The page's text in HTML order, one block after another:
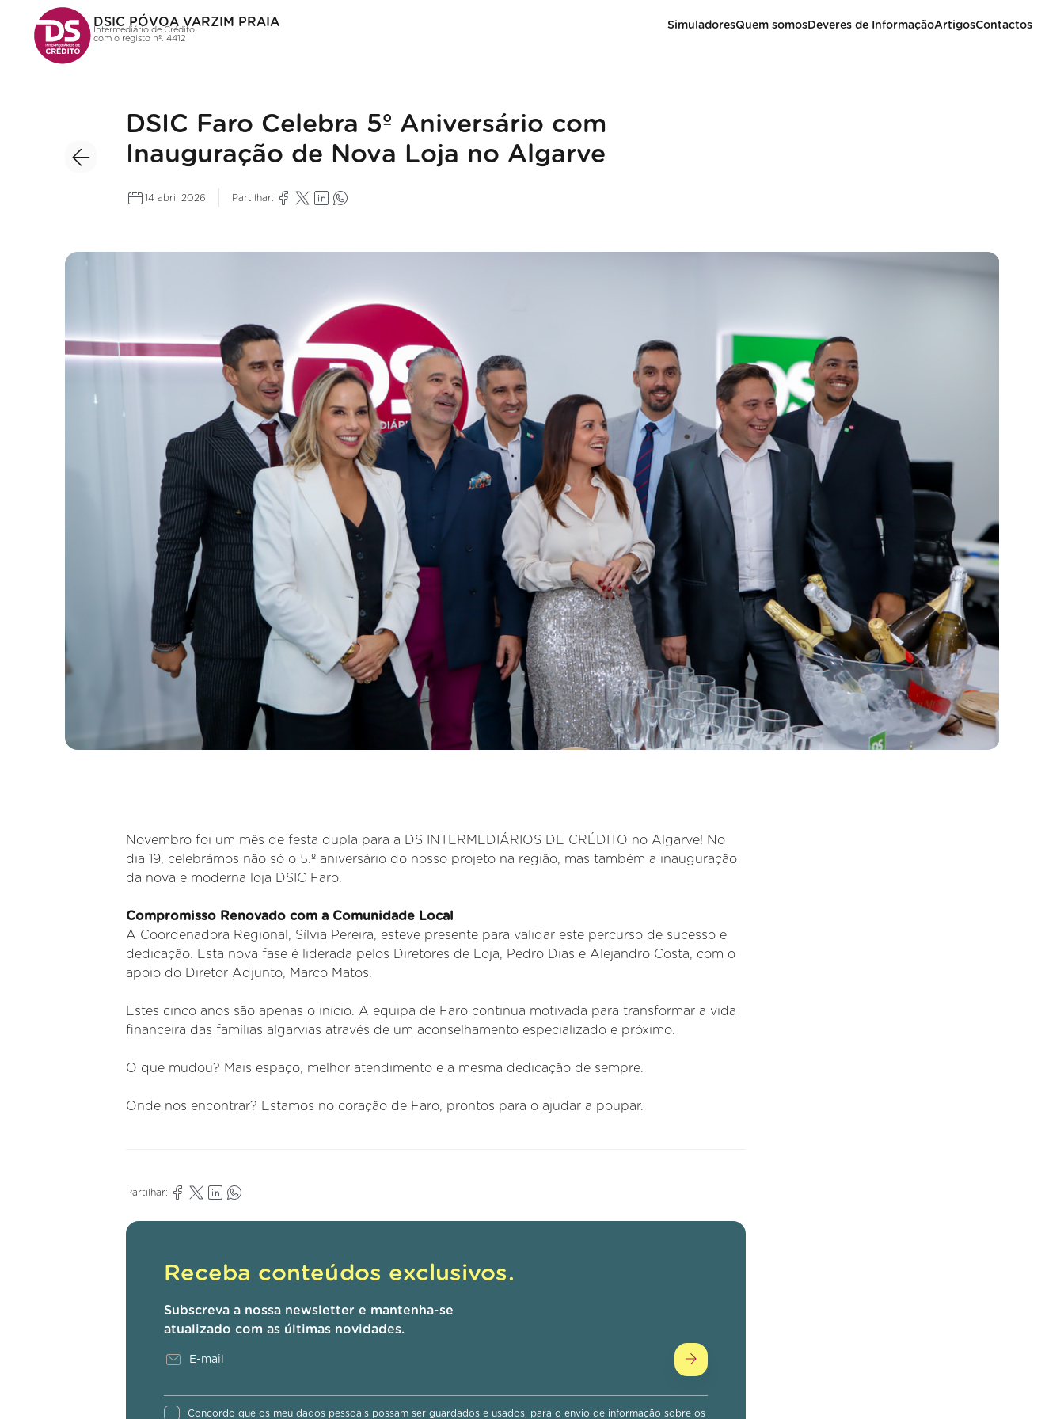
DSIC PÓVOA VARZIM PRAIA
Intermediário de Crédito
com o registo nº. 4412
SimuladoresQuem somosDeveres de InformaçãoArtigosContactos
DSIC Faro Celebra 5º Aniversário com
Inauguração de Nova Loja no Algarve
14 abril 2026 Partilhar:
Novembro foi um mês de festa dupla para a DS INTERMEDIÁRIOS DE CRÉDITO no Algarve! No
dia 19, celebrámos não só o 5.º aniversário do nosso projeto na região, mas também a inauguração
da nova e moderna loja DSIC Faro.
Compromisso Renovado com a Comunidade Local
A Coordenadora Regional, Sílvia Pereira, esteve presente para validar este percurso de sucesso e
dedicação. Esta nova fase é liderada pelos Diretores de Loja, Pedro Dias e Alejandro Costa, com o
apoio do Diretor Adjunto, Marco Matos.
Estes cinco anos são apenas o início. A equipa de Faro continua motivada para transformar a vida
financeira das famílias algarvias através de um aconselhamento especializado e próximo.
O que mudou? Mais espaço, melhor atendimento e a mesma dedicação de sempre.
Onde nos encontrar? Estamos no coração de Faro, prontos para o ajudar a poupar.
Partilhar:
Receba conteúdos exclusivos.
Subscreva a nossa newsletter e mantenha-se
atualizado com as últimas novidades.
Concordo que os meu dados pessoais possam ser guardados e usados, para o envio de informação sobre os